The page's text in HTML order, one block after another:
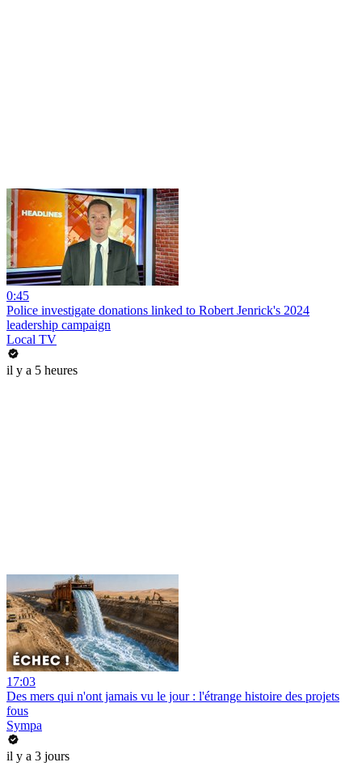
0:45
Police investigate donations linked to Robert Jenrick's 2024
leadership campaign
Local TV
il y a 5 heures
17:03
Des mers qui n'ont jamais vu le jour : l'étrange histoire des projets
fous
Sympa
il y a 3 jours